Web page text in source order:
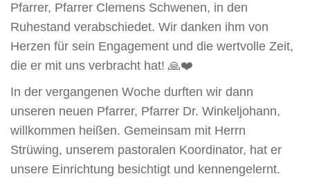
Pfarrer, Pfarrer Clemens Schwenen, in den
Ruhestand verabschiedet. Wir danken ihm von
Herzen für sein Engagement und die wertvolle Zeit,
die er mit uns verbracht hat! 🙏❤️
In der vergangenen Woche durften wir dann
unseren neuen Pfarrer, Pfarrer Dr. Winkeljohann,
willkommen heißen. Gemeinsam mit Herrn
Strüwing, unserem pastoralen Koordinator, hat er
unsere Einrichtung besichtigt und kennengelernt.